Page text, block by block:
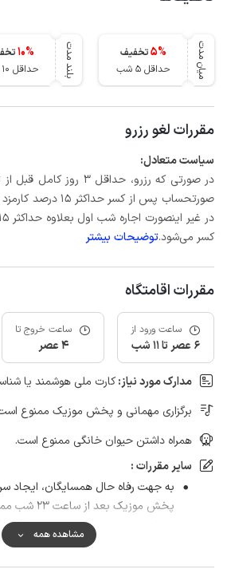
میان مدت 5%
تخفیف
حداقل 5 شب
بلند مدت 10%
حداقل 10 شب
مقررات لغو رزرو
سیاست متعادل:
در صورتی که رزرو، حداقل 3
صورتحساب پس از کسر
کسر می‌شود.توضیحات بیشتر
مقررات اقامتگاه
ساعت ورود از
6 عصر تا 11 شب
ساعت خروج تا
4 عصر
مدارک مورد نیاز:کارت ملی هوشمند یا
برگزاری مهمانی و پخش موزیک ممنوع
همراه داشتن حیوان خانگی ممنوع است.
سایر مقررات :
به جهت رفاه حال همسایگان، ایجاد
پخش موزیک بعد از ساعت ۲۳ شب ممنوع است.
همراه داشتن لباس مخصوص شنا (مایو)
به فرد و جمع های مجردی آقایان
مشاهده همه